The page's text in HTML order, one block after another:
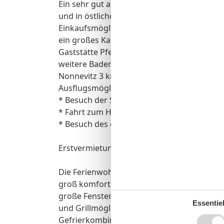
Ein sehr gut ausgebautes Fahrradnetz
und in östlicher Richtung in ca. 5 km zum
Einkaufsmöglichkeiten wie z.B. Bäckerei,
ein großes Kaufhaus befinden sich im ca.
Gaststätte Pferdestübchen erreichen Sie in
weitere Bademöglichkeiten mit
Nonnevitz 3 km - Juliusruh 7 km mit der 10
Ausflugsmöglichkeiten:
* Besuch der Störtebecker - Festspiele in
* Fahrt zum Hafen Saßnitz mit einem
* Besuch des ehemaligen KDF - Bades
Erstvermietung 2017
Die Ferienwohnung Drossel ist für max 6
groß komfortabel und gemütlich
große Fensterfront mit Blick ins Grüne
und Grillmöglichkeit, eine komplett
Gefrierkombination, Geschirrspüler,